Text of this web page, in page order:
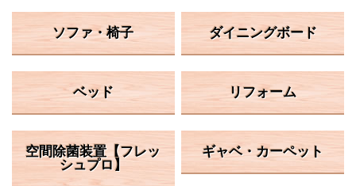
ソファ・椅子 ダイニングボード
ベッド リフォーム
空間除菌装置【フレッ
シュプロ】
ギャベ・カーペット